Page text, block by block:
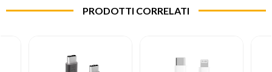
PRODOTTI CORRELATI